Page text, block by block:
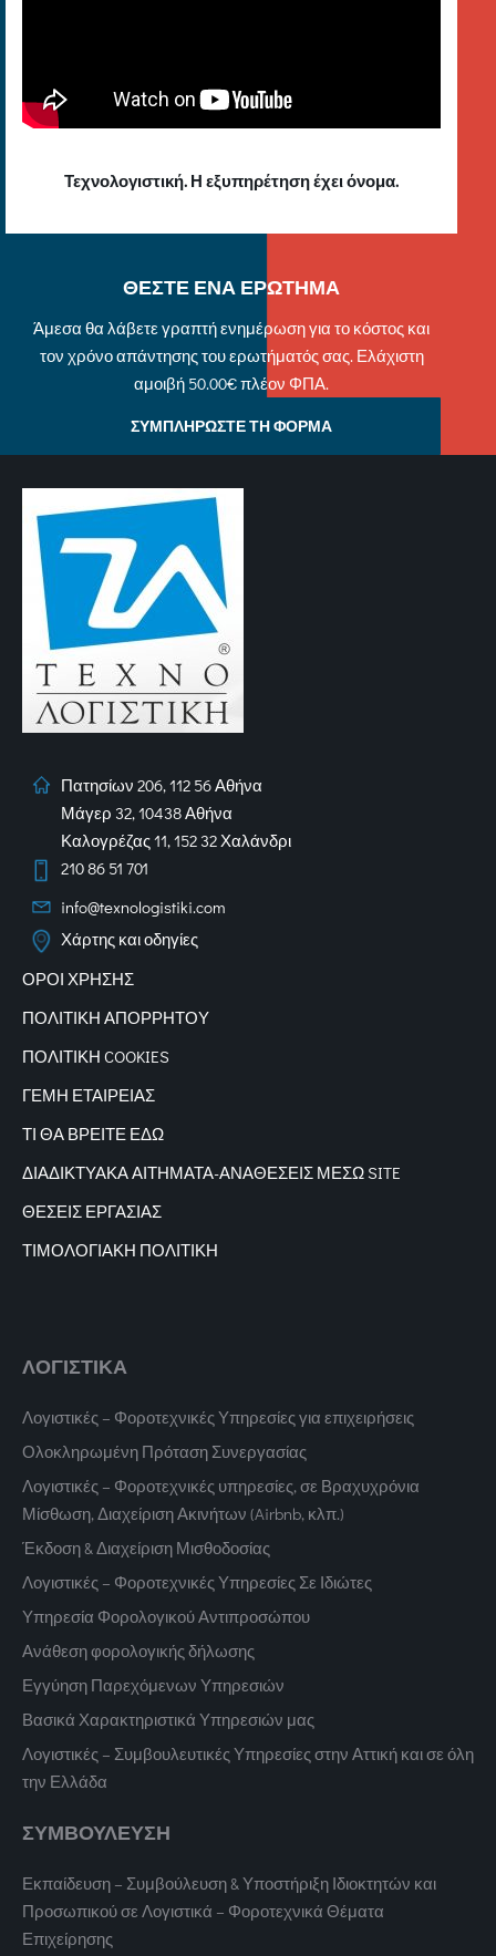
Τεχνολογιστική. Η εξυπηρέτηση έχει όνομα.
ΘΕΣΤΕ ΕΝΑ ΕΡΩΤΗΜΑ
Άμεσα θα λάβετε γραπτή ενημέρωση για το κόστος και
τον χρόνο απάντησης του ερωτήματός σας. Ελάχιστη
αμοιβή 50.00€ πλέον ΦΠΑ.
ΣΥΜΠΛΗΡΩΣΤΕ ΤΗ ΦΟΡΜΑ
Πατησίων 206, 112 56 Αθήνα
Μάγερ 32, 10438 Αθήνα
Καλογρέζας 11, 152 32 Χαλάνδρι
210 86 51 701
info@texnologistiki.com
Χάρτης και οδηγίες
ΟΡΟΙ ΧΡΗΣΗΣ
ΠΟΛΙΤΙΚΗ ΑΠΟΡΡΗΤΟΥ
ΠΟΛΙΤΙΚΗ COOKIES
ΓΕΜΗ ΕΤΑΙΡΕΙΑΣ
ΤΙ ΘΑ ΒΡΕΙΤΕ ΕΔΩ
ΔΙΑΔΙΚΤΥΑΚΑΑΙΤΗΜΑΤΑ-ΑΝΑΘΕΣΕΙΣ ΜΕΣΩ SITE
ΘΕΣΕΙΣ ΕΡΓΑΣΙΑΣ
ΤΙΜΟΛΟΓΙΑΚΗ ΠΟΛΙΤΙΚΗ
ΛΟΓΙΣΤΙΚΑ
Λογιστικές – Φοροτεχνικές Υπηρεσίες για επιχειρήσεις
Ολοκληρωμένη Πρόταση Συνεργασίας
Λογιστικές – Φοροτεχνικές υπηρεσίες, σε Βραχυχρόνια
Μίσθωση, Διαχείριση Ακινήτων (Airbnb, κλπ.)
Έκδοση & Διαχείριση Μισθοδοσίας
Λογιστικές – Φοροτεχνικές Υπηρεσίες Σε Ιδιώτες
Υπηρεσία Φορολογικού Αντιπροσώπου
Ανάθεση φορολογικής δήλωσης
Εγγύηση Παρεχόμενων Υπηρεσιών
Βασικά Χαρακτηριστικά Υπηρεσιών μας
Λογιστικές – Συμβουλευτικές Υπηρεσίες στην Αττική και σε όλη
την Ελλάδα
ΣΥΜΒΟΥΛΕΥΣΗ
Εκπαίδευση – Συμβούλευση & Υποστήριξη Ιδιοκτητών και
Προσωπικού σε Λογιστικά – Φοροτεχνικά Θέματα
Επιχείρησης